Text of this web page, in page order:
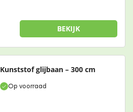
BEKIJK
Op voorraad
Kunststof glijbaan – 300 cm